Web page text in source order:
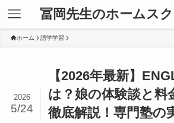
冨岡先生のホームス
ホーム 語学学習
【2026年最新】
は？娘の体験談と料
徹底解説！専門塾の
2026
5/24